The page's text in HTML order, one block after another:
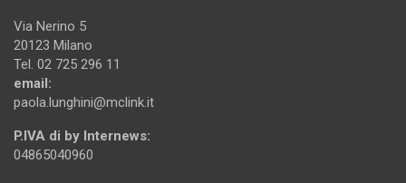
Via Nerino 5
20123 Milano
Tel. 02 725 296 11
email:
paola.lunghini@mclink.it
P.IVA di by Internews:
04865040960